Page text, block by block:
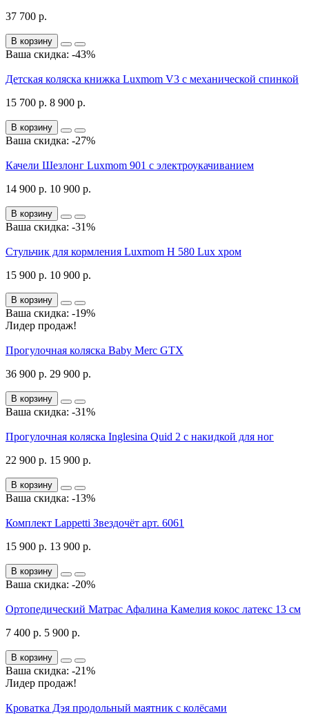
37 700 р.
В корзину
Ваша скидка: -43%
Детская коляска книжка Luxmom V3 с механической спинкой
15 700 р. 8 900 р.
В корзину
Ваша скидка: -27%
Качели Шезлонг Luxmom 901 с электроукачиванием
14 900 р. 10 900 р.
В корзину
Ваша скидка: -31%
Стульчик для кормления Luxmom H 580 Lux хром
15 900 р. 10 900 р.
В корзину
Ваша скидка: -19%
Лидер продаж!
Прогулочная коляска Baby Merc GTX
36 900 р. 29 900 р.
В корзину
Ваша скидка: -31%
Прогулочная коляска Inglesina Quid 2 с накидкой для ног
22 900 р. 15 900 р.
В корзину
Ваша скидка: -13%
Комплект Lappetti Звездочёт арт. 6061
15 900 р. 13 900 р.
В корзину
Ваша скидка: -20%
Ортопедический Матрас Афалина Камелия кокос латекс 13 см
7 400 р. 5 900 р.
В корзину
Ваша скидка: -21%
Лидер продаж!
Кроватка Дэя продольный маятник с колёсами